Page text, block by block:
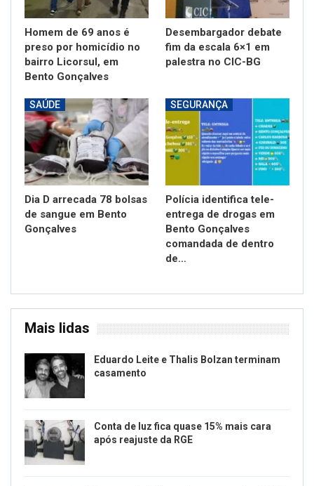
Homem de 69 anos é
preso por homicídio no
bairro Licorsul, em
Bento Gonçalves
Desembargador debate
fim da escala 6×1 em
palestra no CIC-BG
SAÚDE
Dia D arrecada 78 bolsas
de sangue em Bento
Gonçalves
SEGURANÇA
Polícia identifica tele-
entrega de drogas em
Bento Gonçalves
comandada de dentro
de…
Mais lidas
Eduardo Leite e Thalis Bolzan terminam
casamento
Conta de luz fica quase 15% mais cara
após reajuste da RGE